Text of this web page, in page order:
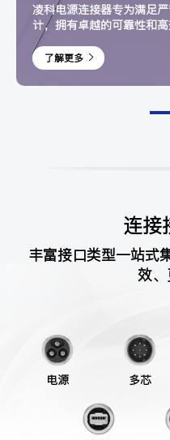
凌科电源连接器专为满足
计，拥有卓越的可靠性和高
了解更多
连接
丰富接口类型一站式
效、
电源 多芯